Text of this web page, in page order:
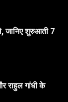
शुरुआती 7
राहुल गांधी के